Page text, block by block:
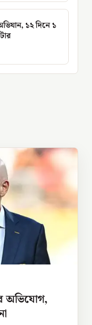
১২ দিনে ১
অভিযোগ,